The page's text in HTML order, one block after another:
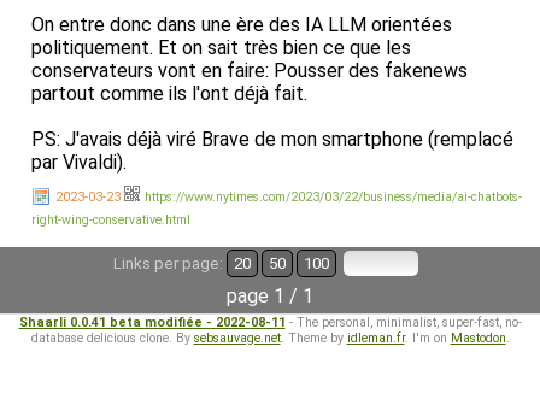
On entre donc dans une ère des IA LLM orientées
politiquement. Et on sait très bien ce que les
conservateurs vont en faire: Pousser des fakenews
partout comme ils l'ont déjà fait.
PS: J'avais déjà viré Brave de mon smartphone (remplacé
par Vivaldi).
2023-03-23
https://www.nytimes.com/2023/03/22/business/media/ai-chatbots-
right-wing-conservative.html
Links per page: 20 50 100
page 1 / 1
Shaarli 0.0.41 beta modifiée - 2022-08-11 - The personal, minimalist, super-fast, no-
database delicious clone. By sebsauvage.net. Theme by idleman.fr. I'm on Mastodon.